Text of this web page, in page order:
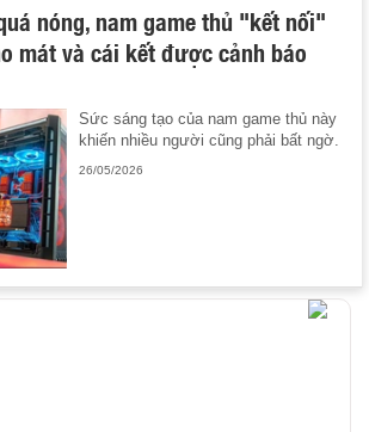
nóng, nam game thủ "kết nối"
mát và cái kết được cảnh báo
Sức sáng tạo của nam game thủ này
khiến nhiều người cũng phải bất ngờ.
26/05/2026